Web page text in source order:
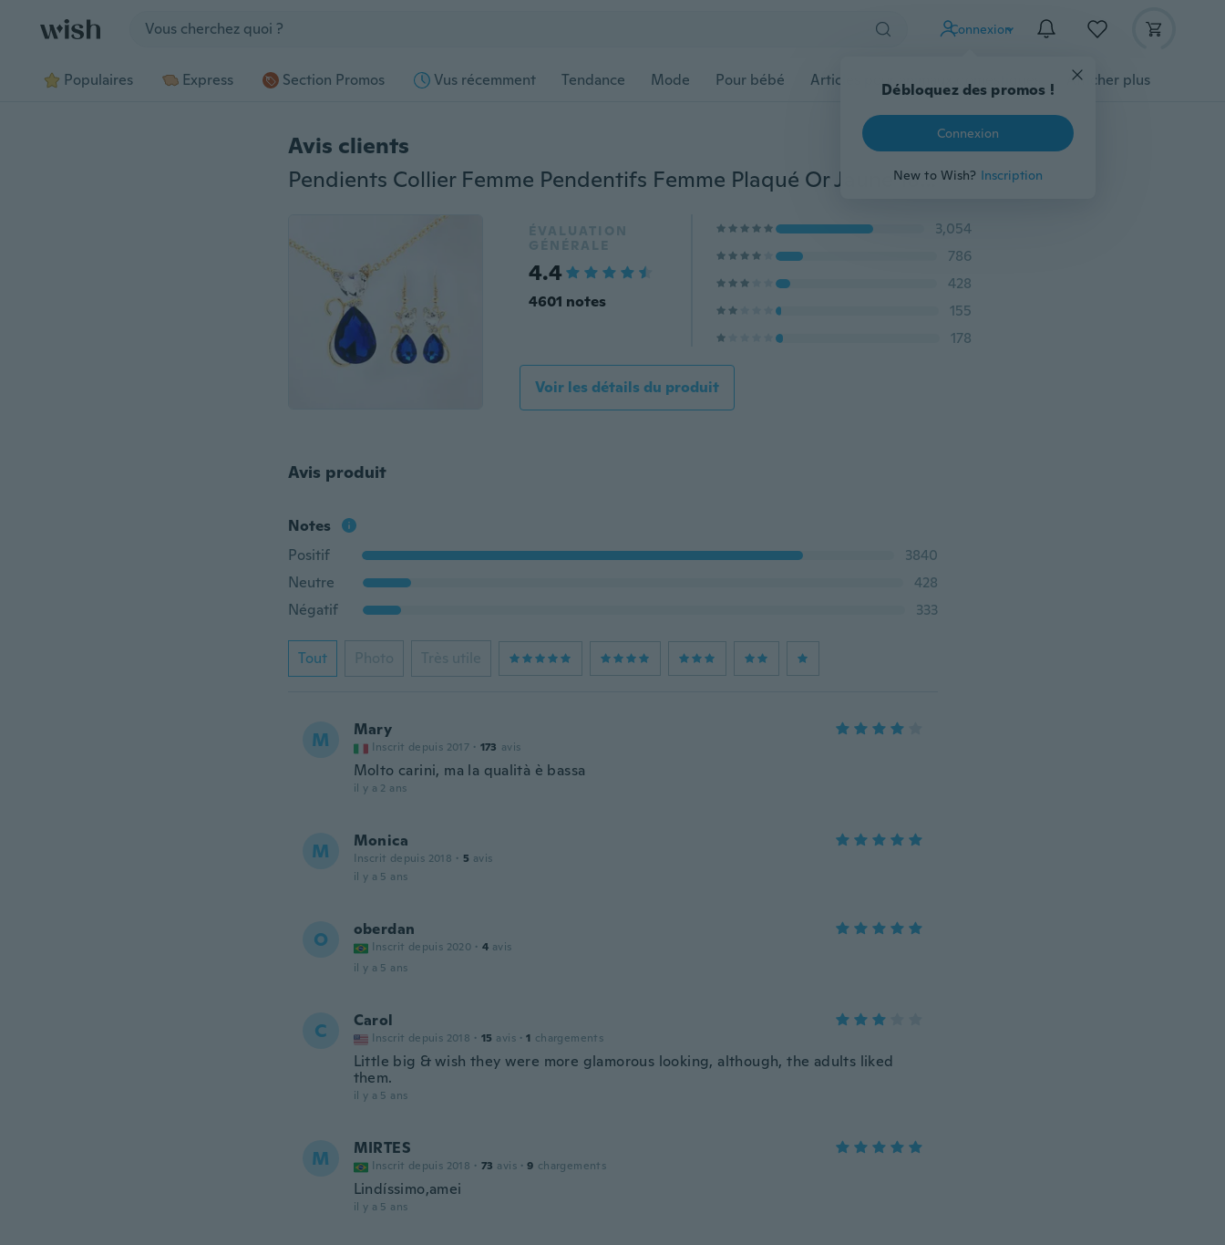
Connexion
Débloquez des promos !
Connexion
New to Wish? Inscription
Populaires Express Section Promos Vus récemment Tendance Mode Pour bébé Articles pour animaux domestiques Afficher plus
Avis clients
Pendients Collier Femme Pendentifs Femme Plaqué Or Jaune 18 carats Rubis/Emeraude/Saphir Bleu Saphir Bijoux en Cristal Autrichien Parures de Bijoux Collier Chaîne+Artifices
ÉVALUATION
GÉNÉRALE
4.4
4601 notes
3,054
786
428
155
178
Voir les détails du produit
Avis produit
Notes
Positif
3840
Neutre
428
Négatif
333
Tout Photo Très utile
M Mary
Inscrit depuis 2017 · 173 avis
Molto carini, ma la qualità è bassa
il y a 2 ans
M Monica
Inscrit depuis 2018 · 5 avis
il y a 5 ans
O oberdan
Inscrit depuis 2020 · 4 avis
il y a 5 ans
C Carol
Inscrit depuis 2018 · 15 avis · 1 chargements
Little big & wish they were more glamorous looking, although, the adults liked
them.
il y a 5 ans
M MIRTES
Inscrit depuis 2018 · 73 avis · 9 chargements
Lindíssimo,amei
il y a 5 ans